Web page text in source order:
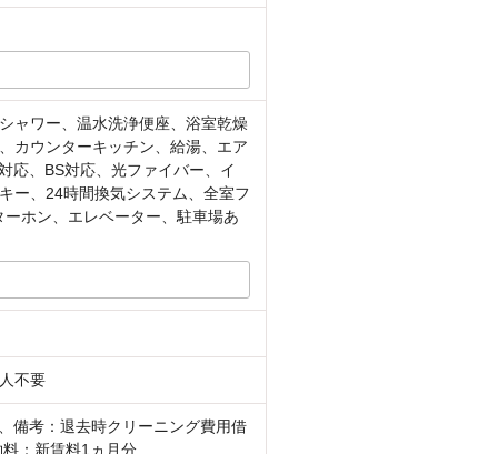
ャワー、温水洗浄便座、浴室乾燥
カウンターキッチン、給湯、エア
応、BS対応、光ファイバー、イ
ー、24時間換気システム、全室フ
ホン、エレベーター、駐車場あ
不要
備考：退去時クリーニング費用借
：新賃料1ヵ月分